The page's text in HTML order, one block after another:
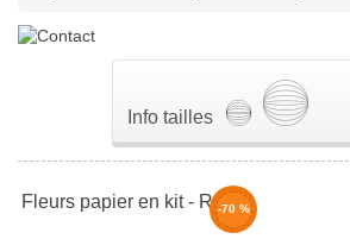
Info tailles
-70 %
Fleurs papier en kit - ROSE